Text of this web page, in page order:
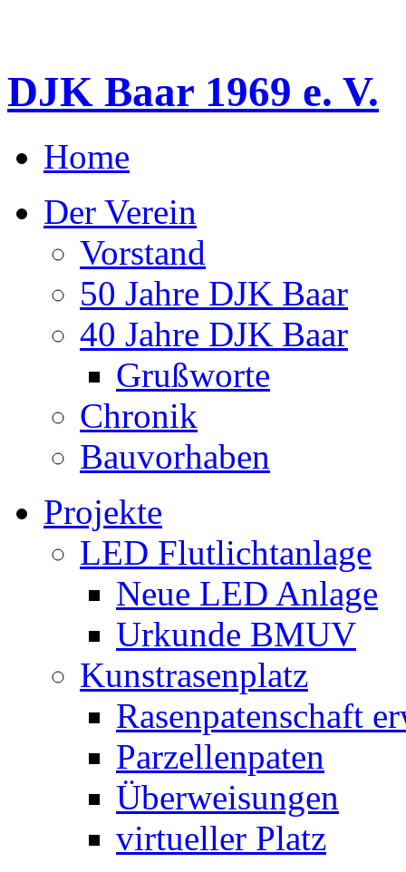
DJK Baar 1969 e. V.
Home
Der Verein
Vorstand
50 Jahre DJK Baar
40 Jahre DJK Baar
Grußworte
Chronik
Bauvorhaben
Projekte
LED Flutlichtanlage
Neue LED Anlage
Urkunde BMUV
Kunstrasenplatz
Rasenpatenschaft
Parzellenpaten
Überweisungen
virtueller Platz